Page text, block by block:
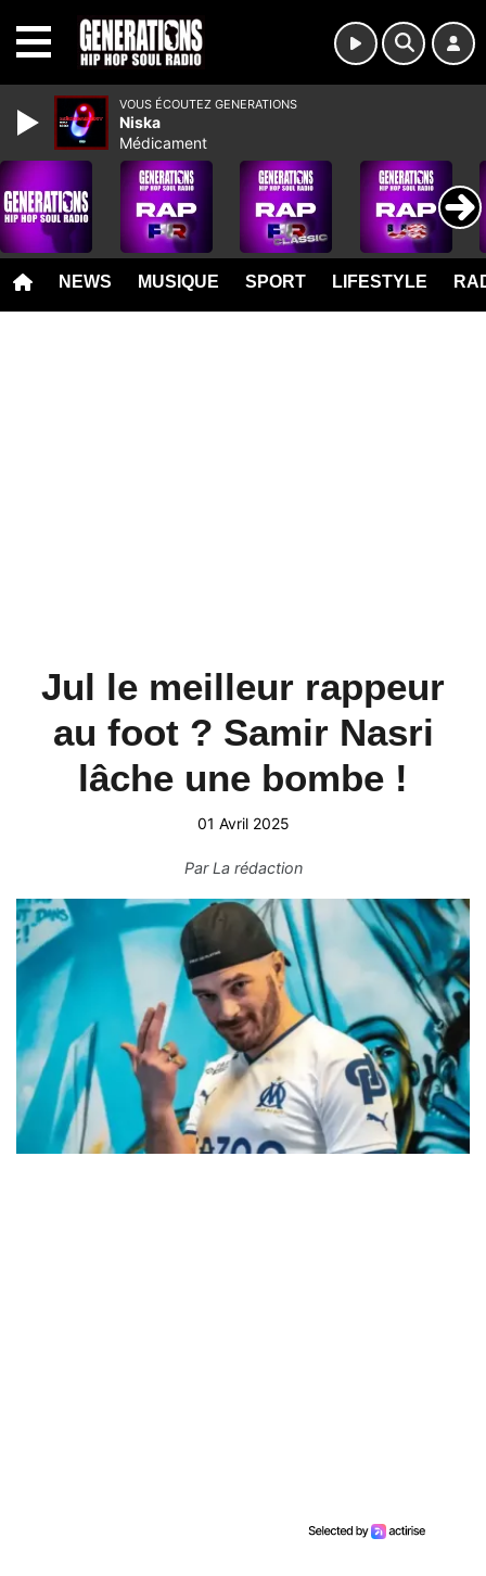
NEWS MUSIQUE SPORT LIFESTYLE
Jul le meilleur rappeur
au foot ? Samir Nasri
lâche une bombe !
01 Avril 2025
ParLa rédaction
VOUS ÉCOUTEZ GENERATIONS
Niska
Médicament